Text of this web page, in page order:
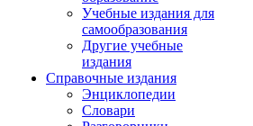
Учебные издания для
самообразования
Другие учебные
издания
Справочные издания
Энциклопедии
Словари